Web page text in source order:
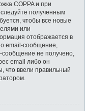
COPPA и при
полученным
чтобы все новые
или
отображается в
email-сообщение,
сообщение не получено,
email либо он
что ввели правильный